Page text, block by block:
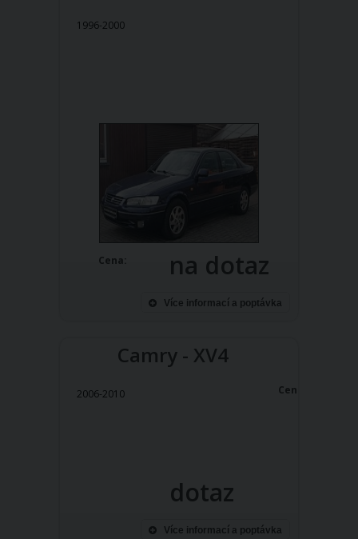
1996-2000
Cena: na dotaz
Více informací a poptávka
Camry - XV4
2006-2010 Cena:
dotaz
Více informací a poptávka